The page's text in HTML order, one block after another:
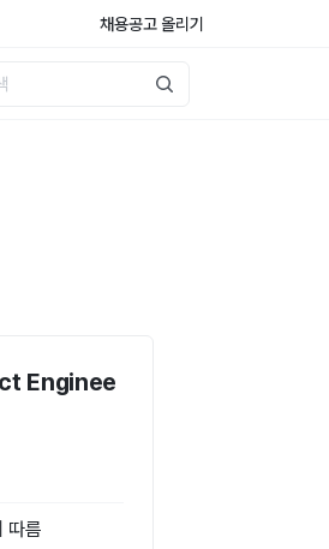
채용공고 올리기
Enginee
따름